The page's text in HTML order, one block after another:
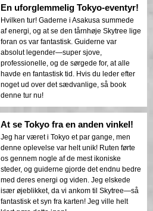
En uforglemmelig Tokyo-eventyr!
Hvilken tur! Gaderne i Asakusa summede
af energi, og at se den tårnhøje Skytree lige
foran os var fantastisk. Guiderne var
absolut legender—super sjove,
professionelle, og de sørgede for, at alle
havde en fantastisk tid. Hvis du leder efter
noget ud over det sædvanlige, så book
denne tur nu!
At se Tokyo fra en anden vinkel!
Jeg har været i Tokyo et par gange, men
denne oplevelse var helt unik! Ruten førte
os gennem nogle af de mest ikoniske
steder, og guiderne gjorde det endnu bedre
med deres energi og viden. Jeg elskede
især øjeblikket, da vi ankom til Skytree—så
fantastisk et syn fra karten! Jeg ville helt